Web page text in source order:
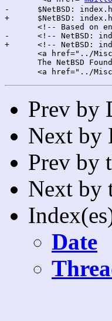
-      $NetBSD:
+      $NetBSD:
<!-- Based on
-      <!-- NetBSD:
+      <!-- NetBSD:
<a href="../
The NetBSD
Prev by
Next by
Prev by
Next by
Date